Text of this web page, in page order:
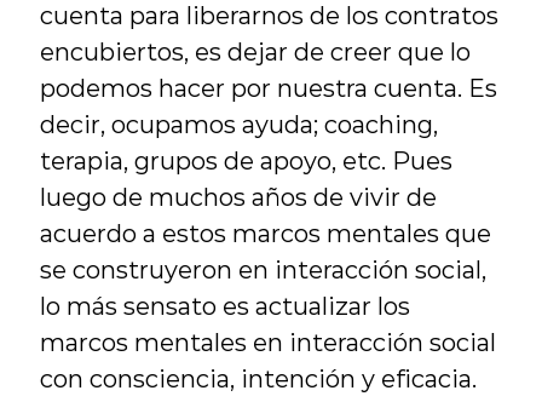
cuenta para liberarnos de los contratos
encubiertos, es dejar de creer que lo
podemos hacer por nuestra cuenta. Es
decir, ocupamos ayuda; coaching,
terapia, grupos de apoyo, etc. Pues
luego de muchos años de vivir de
acuerdo a estos marcos mentales que
se construyeron en interacción social,
lo más sensato es actualizar los
marcos mentales en interacción social
con consciencia, intención y eficacia.